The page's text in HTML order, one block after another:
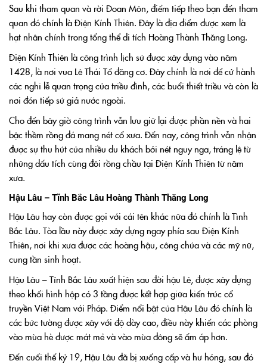
Sau khi tham quan và rời Đoan Môn, điểm tiếp theo bạn đến tham
quan đó chính là Điện Kính Thiên. Đây là địa điểm được xem là
hạt nhân chính trong tổng thể di tích Hoàng Thành Thăng Long.
Điện Kính Thiên là công trình lịch sử được xây dựng vào năm
1428, là nơi vua Lê Thái Tổ đăng cơ. Đây chính là nơi để cử hành
các nghi lễ quan trọng của triều đình, các buổi thiết triều và còn là
nơi đón tiếp sứ giả nước ngoài.
Cho đến bây giờ công trình vẫn lưu giữ lại được phần nền và hai
bậc thềm rồng đá mang nét cổ xưa. Đến nay, công trình vẫn nhận
được sự thu hút của nhiều du khách bởi nét nguy nga, tráng lệ từ
những dấu tích cùng đôi rồng chầu tại Điện Kính Thiên từ năm
xưa.
Hậu Lâu – Tĩnh Bắc Lâu Hoàng Thành Thăng Long
Hậu Lâu hay còn được gọi với cái tên khác nữa đó chính là Tình
Bắc Lâu. Tòa lầu này được xây dựng ngay phía sau Điện Kính
Thiên, nơi khi xưa được các hoàng hậu, công chúa và các mỹ nữ,
cung tần sinh hoạt.
Hậu Lâu – Tĩnh Bắc Lâu xuất hiện sau đời hậu Lê, được xây dựng
theo khối hình hộp có 3 tầng được kết hợp giữa kiến trúc cổ
truyền Việt Nam với Pháp. Điểm nổi bật của Hậu Lâu đó chính là
các bức tường được xây với độ dày cao, điều này khiến các phòng
vào mùa hè được mát mẻ và vào mùa đông sẽ ấm áp hơn.
Đến cuối thế kỷ 19, Hậu Lâu đã bị xuống cấp và hư hỏng, sau đó